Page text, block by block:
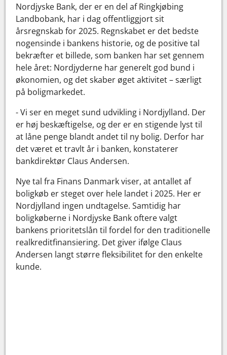
Nordjyske Bank, der er en del af Ringkjøbing
Landbobank, har i dag offentliggjort sit
årsregnskab for 2025. Regnskabet er det bedste
nogensinde i bankens historie, og de positive tal
bekræfter et billede, som banken har set gennem
hele året: Nordjyderne har generelt god bund i
økonomien, og det skaber øget aktivitet – særligt
på boligmarkedet.
- Vi ser en meget sund udvikling i Nordjylland. Der
er høj beskæftigelse, og der er en stigende lyst til
at låne penge blandt andet til ny bolig. Derfor har
det været et travlt år i banken, konstaterer
bankdirektør Claus Andersen.
Nye tal fra Finans Danmark viser, at antallet af
boligkøb er steget over hele landet i 2025. Her er
Nordjylland ingen undtagelse. Samtidig har
boligkøberne i Nordjyske Bank oftere valgt
bankens prioritetslån til fordel for den traditionelle
realkreditfinansiering. Det giver ifølge Claus
Andersen langt større fleksibilitet for den enkelte
kunde.